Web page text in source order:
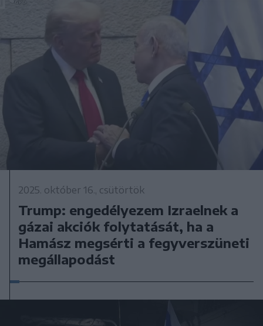
2025. október 16., csütörtök
Trump: engedélyezem Izraelnek a
gázai akciók folytatását, ha a
Hamász megsérti a fegyverszüneti
megállapodást